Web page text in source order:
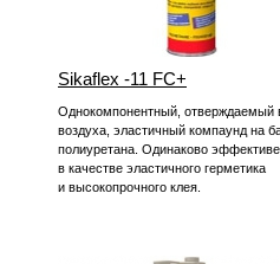
Sikaflex -11 FC+
Однокомпонентный, отверждаемый
воздуха, эластичный компаунд на
полиуретана. Одинаково
в качестве эластичного герметика
и высокопрочного клея.